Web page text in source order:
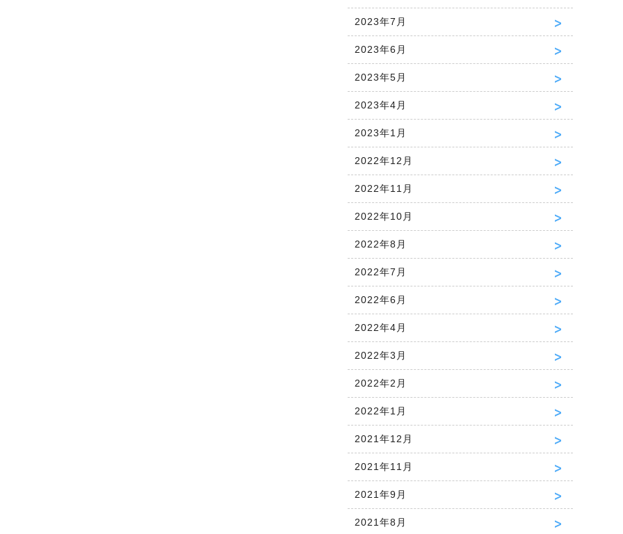
2023年7月
2023年6月
2023年5月
2023年4月
2023年1月
2022年12月
2022年11月
2022年10月
2022年8月
2022年7月
2022年6月
2022年4月
2022年3月
2022年2月
2022年1月
2021年12月
2021年11月
2021年9月
2021年8月